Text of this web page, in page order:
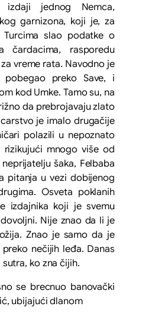
izdaji jednog Nemca,
garnizona, koji je, za
Turcima slao podatke o
čardacima, rasporedu
vreme rata. Navodno je
preko Save, i
kod Umke. Tamo su, na
da prebrojavaju zlato
je imalo drugačije
polazili u nepoznato
rizikujući mnogo više od
šaka, Felbaba
pitanja u vezi dobijenog
Osveta poklanih
izdajnika koji je svemu
Nije znao da li je
Znao je samo da je
nečijih leđa. Danas
ko zna čijih.
se brecnuo banovački
ubijajući dlanom